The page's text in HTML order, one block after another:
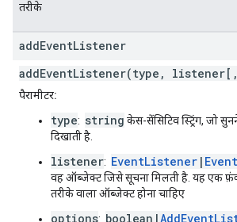
तरीके
addEventListener
addEventListener(type,
पैरामीटर:
type: string केस-सेंसिटिव स्ट्रिंग, जो
दिखाती है.
listener: EventListener |
वह ऑब्जेक्ट जिसे सूचना मिलती है. यह एक
तरीके वाला ऑब्जेक्ट होना चाहिए
options: boolean|